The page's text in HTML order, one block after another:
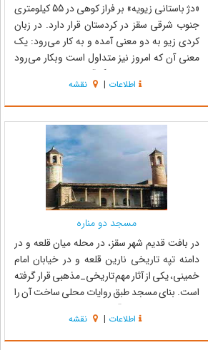
«دژ باستانی زیویه» بر فراز کوهی در 55 کیلومتری
جنوب شرقی سقز در کردستان قرار دارد. در زبان
کردی زیو به دو معنی آمده و به کار می‌رود: یک
معنی آن که امروز نیز متداول است وبکار می‌رود
نقره است، اما معنی دیگر آن بسیار کم استفاده
می‌شود و در واقع آنچه بکار می‌رود یکی از مشتقات
زیو است و آن «...
اطلاعات | نقشه
مسجد دو مناره
در بافت قدیم شهر سقز، در محله میان قلعه و در
دامنه تپه تاریخی نارین قلعه و در خیابان امام
خمینی، یکی از آثار مهم تاریخی_مذهبی قرار گرفته
است. بنای مسجد طبق روایات محلی ساخت آن را
به شیخ حسن مولانا آباد نسبت می‌دهند، احتمال
دارد در اواخر دوره افشاریه و اوایل زندیه ساخته
شده باشد. شرح ...
اطلاعات | نقشه